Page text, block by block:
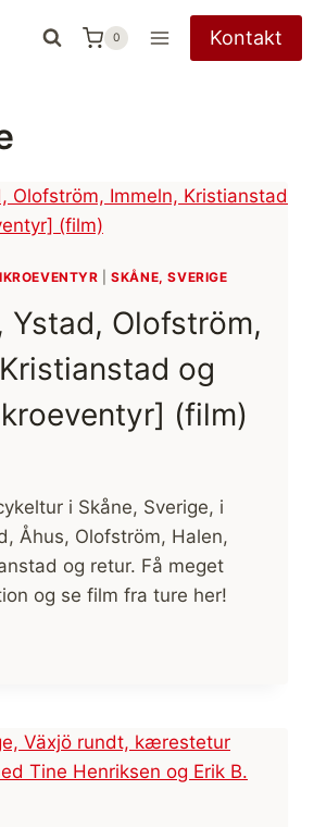
0 Kontakt
|SKÅNE, SVERIGE
Ystad, Olofström,
og
(film)
i Skåne, Sverige, i
Åhus, Olofström, Halen,
og retur. Få meget
og se film fra ture her!